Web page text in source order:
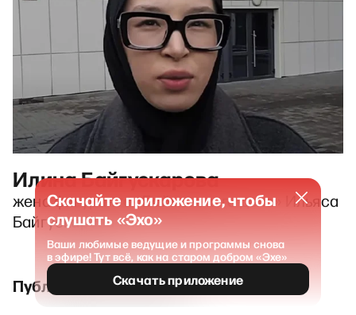
Илина Байгускарова
жена фигуранта «Баймакского дела» Ильяса
Байгускарова
Публикации и выпуски
Скачайте приложение, чтобы
слушать «Эхо»
Ваши любимые ведущие и программы снова
в эфире! Тут всё, как на старом добром «Эхе»
Скачать приложение